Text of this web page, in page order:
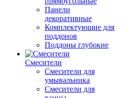
Панели
декоративные
Комплектующие для
поддонов
Поддоны глубокие
Смесители
Смесители для
умывальника
Смесители для